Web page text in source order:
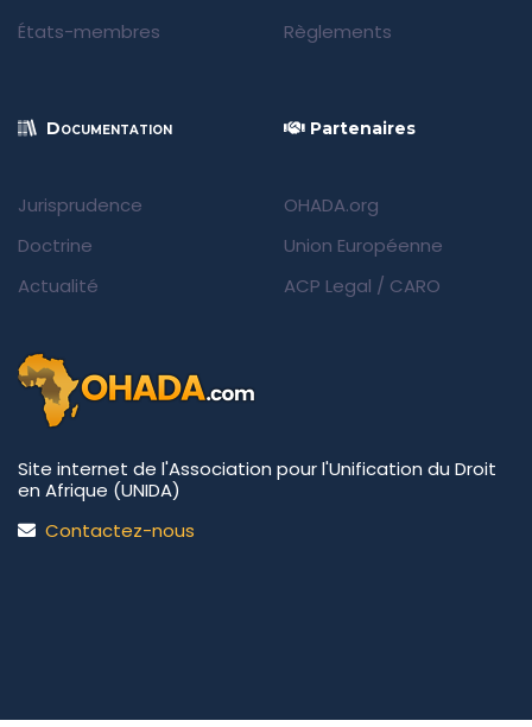
États-membres
Règlements
Documentation
Jurisprudence
Doctrine
Actualité
Partenaires
OHADA.org
Union Européenne
ACP Legal / CARO
Site internet de l'Association pour l'Unification du Droit
en Afrique (UNIDA)
Contactez-nous